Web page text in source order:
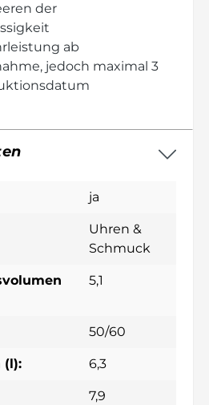
der
ab
jedoch maximal 3
ja
Uhren &
Schmuck
5,1
50/60
(l): 6,3
7,9